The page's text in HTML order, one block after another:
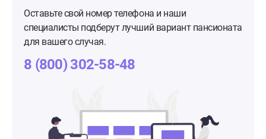
Оставьте свой номер телефона и наши
специалисты подберут лучший вариант пансионата
для вашего случая.
8 (800) 302-58-48